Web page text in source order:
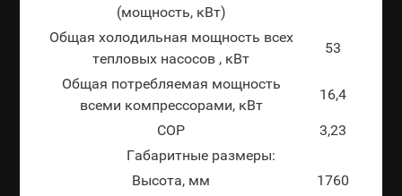
(мощность, кВт)
Общая холодильная мощность всех
тепловых насосов , кВт
53
Общая потребляемая мощность
всеми компрессорами, кВт
16,4
СОР
3,23
Габаритные размеры:
Высота, мм
1760